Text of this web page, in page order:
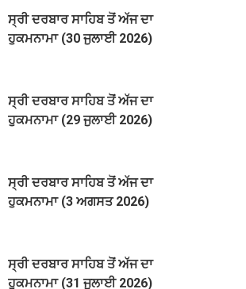
ਸ੍ਰੀ ਦਰਬਾਰ ਸਾਹਿਬ ਤੋਂ ਅੱਜ ਦਾ
ਹੁਕਮਨਾਮਾ (30 ਜੁਲਾਈ 2026)
ਸ੍ਰੀ ਦਰਬਾਰ ਸਾਹਿਬ ਤੋਂ ਅੱਜ ਦਾ
ਹੁਕਮਨਾਮਾ (29 ਜੁਲਾਈ 2026)
ਸ੍ਰੀ ਦਰਬਾਰ ਸਾਹਿਬ ਤੋਂ ਅੱਜ ਦਾ
ਹੁਕਮਨਾਮਾ (3 ਅਗਸਤ 2026)
ਸ੍ਰੀ ਦਰਬਾਰ ਸਾਹਿਬ ਤੋਂ ਅੱਜ ਦਾ
ਹੁਕਮਨਾਮਾ (31 ਜੁਲਾਈ 2026)